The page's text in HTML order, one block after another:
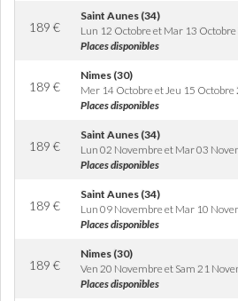
189 €
Saint Aunes (34)
Lun 12 Octobre et Mar 13
Places disponibles
189 €
Nimes (30)
Mer 14 Octobre et Jeu 15 Octobre
Places disponibles
189 €
Saint Aunes (34)
Lun 02 Novembre et Mar 03
Places disponibles
189 €
Saint Aunes (34)
Lun 09 Novembre et Mar 10
Places disponibles
189 €
Nimes (30)
Ven 20 Novembre et Sam 21
Places disponibles